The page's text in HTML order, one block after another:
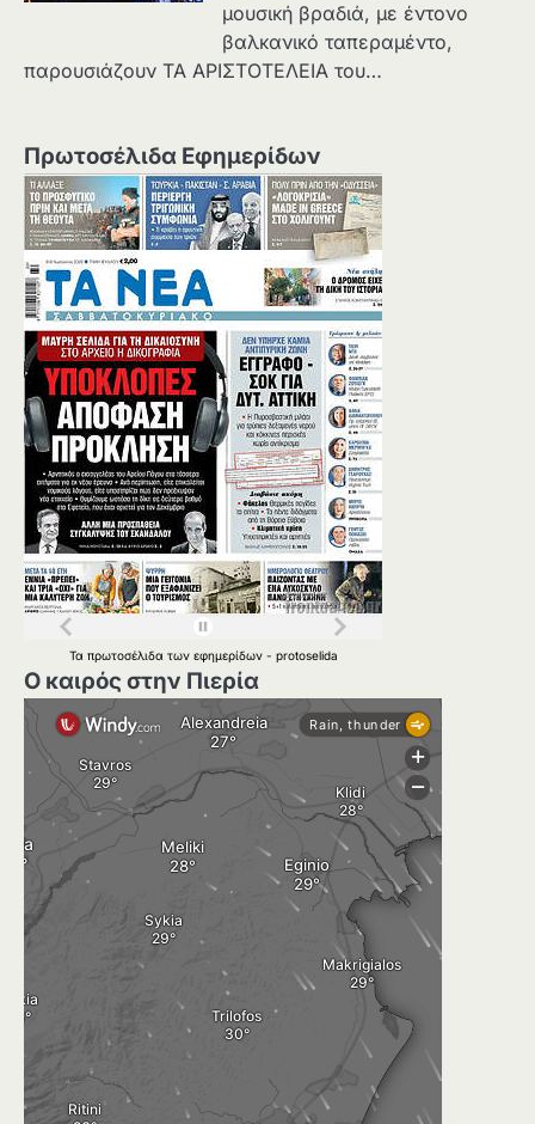
μουσική βραδιά, με έντονο
βαλκανικό ταπεραμέντο,
παρουσιάζουν ΤΑ ΑΡΙΣΤΟΤΕΛΕΙΑ του…
Πρωτοσέλιδα Εφημερίδων
Τα πρωτοσέλιδα των εφημερίδων - protoselida
Ο καιρός στην Πιερία